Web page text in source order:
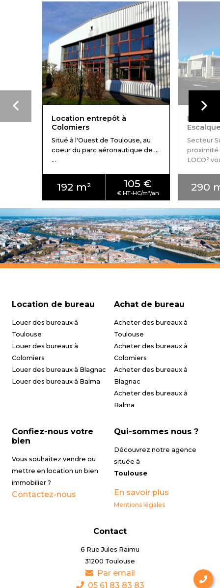
Location entrepôt à
Colomiers
Situé à l'Ouest de Toulouse, au
coeur du parc aéronautique de ...
...
192 m² 105 €
Secteur
proximité
LOCO²
290
Location de bureau
Louer des bureaux à
Toulouse
Louer des bureaux à
Colomiers
Louer des bureaux à Blagnac
Louer des bureaux à Balma
Achat de bureau
Acheter des bureaux à
Toulouse
Acheter des bureaux à
Colomiers
Acheter des bureaux à
Blagnac
Acheter des bureaux à
Balma
Confiez-nous votre
bien
Vous souhaitez vendre ou
mettre en location un bien
immobilier ?
Contactez-nous
Qui-sommes nous ?
Découvrez notre agence
située à
Toulouse
En savoir plus
Mentions légales
Contact
6 Rue Jules Raimu
31200 Toulouse
Par email
05 61 83 83 83